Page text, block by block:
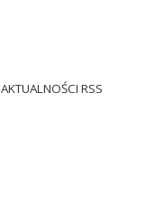
AKTUALNOŚCI RSS